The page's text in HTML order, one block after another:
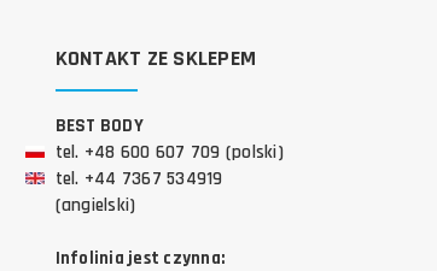
KONTAKT ZE SKLEPEM
BEST BODY
tel. +48 600 607 709 (polski)
tel. +44 7367 534919
(angielski)
Infolinia jest czynna: